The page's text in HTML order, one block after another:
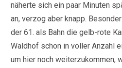
näherte sich ein paar Minuten
an, verzog aber knapp.
der 61. als Bahn die gelb-rote
Waldhof schon in voller Anzahl
um hier noch weiterzukommen,